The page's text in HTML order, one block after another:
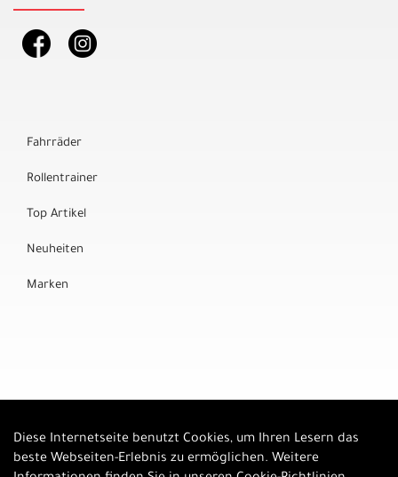
Fahrräder
Rollentrainer
Top Artikel
Neuheiten
Marken
Diese Internetseite benutzt Cookies, um Ihren Lesern das
beste Webseiten-Erlebnis zu ermöglichen. Weitere
Auftrag widerrufen